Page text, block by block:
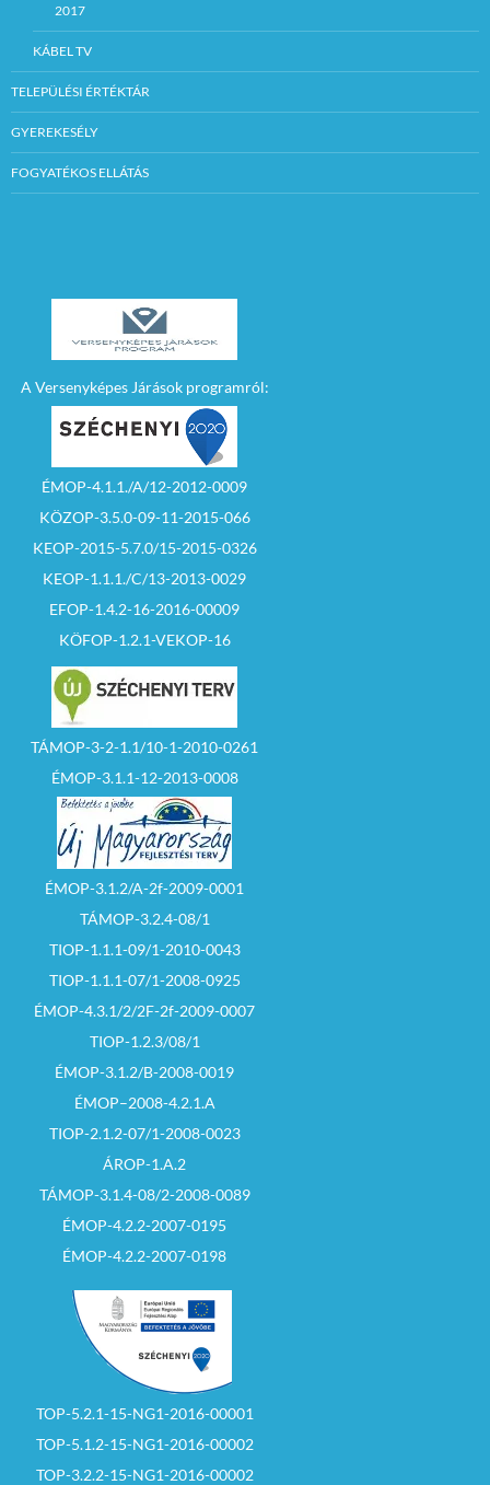
2017
KÁBEL TV
TELEPÜLÉSI ÉRTÉKTÁR
GYEREKESÉLY
FOGYATÉKOS ELLÁTÁS
A Versenyképes Járások programról:
ÉMOP-4.1.1./A/12-2012-0009
KÖZOP-3.5.0-09-11-2015-066
KEOP-2015-5.7.0/15-2015-0326
KEOP-1.1.1./C/13-2013-0029
EFOP-1.4.2-16-2016-00009
KÖFOP-1.2.1-VEKOP-16
TÁMOP-3-2-1.1/10-1-2010-0261
ÉMOP-3.1.1-12-2013-0008
ÉMOP-3.1.2/A-2f-2009-0001
TÁMOP-3.2.4-08/1
TIOP-1.1.1-09/1-2010-0043
TIOP-1.1.1-07/1-2008-0925
ÉMOP-4.3.1/2/2F-2f-2009-0007
TIOP-1.2.3/08/1
ÉMOP-3.1.2/B-2008-0019
ÉMOP–2008-4.2.1.A
TIOP-2.1.2-07/1-2008-0023
ÁROP-1.A.2
TÁMOP-3.1.4-08/2-2008-0089
ÉMOP-4.2.2-2007-0195
ÉMOP-4.2.2-2007-0198
TOP-5.2.1-15-NG1-2016-00001
TOP-5.1.2-15-NG1-2016-00002
TOP-3.2.2-15-NG1-2016-00002